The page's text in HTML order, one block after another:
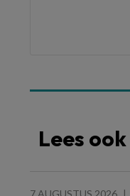
Lees ook
7 AUGUSTUS 2026